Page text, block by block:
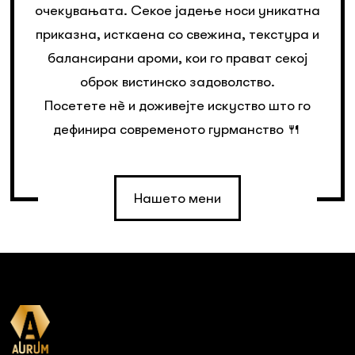
Нашето мени
очекувањата. Секое јадење носи уникатна
приказна, исткаена со свежина, текстура и
балансирани ароми, кои го прават секој
оброк вистинско задоволство.
Посетете нè и доживејте искуство што го
дефинира современото гурманство 🍴